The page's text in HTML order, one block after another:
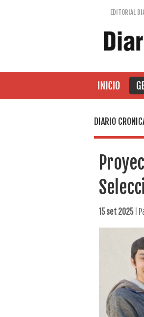
EDITORIAL
DIARIO
15 set 2025|